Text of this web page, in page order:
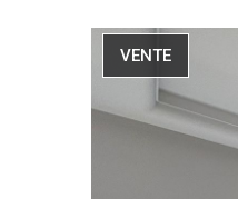
VENTE